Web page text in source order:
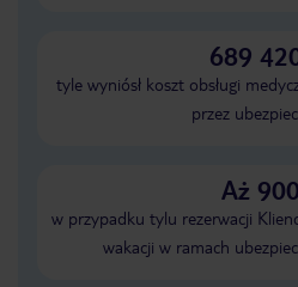
689
tyle wyniósł koszt obsługi
przez
Aż
w przypadku tylu rezerwacji
wakacji w ramach